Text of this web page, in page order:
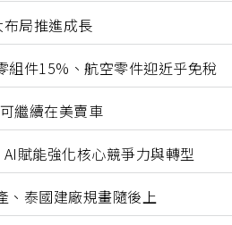
局推進成長
件15%、航空零件迎近乎免稅
繼續在美賣車
賦能強化核心競爭力與轉型
泰國建廠規畫隨後上